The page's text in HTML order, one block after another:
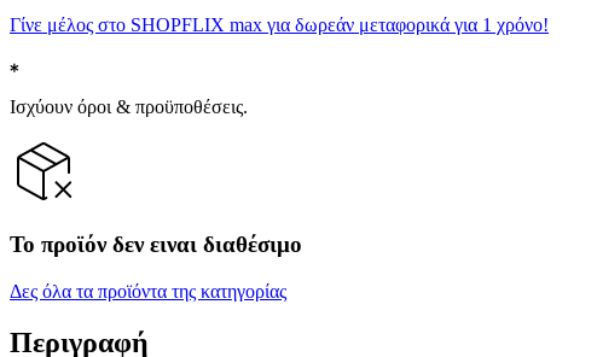
Γίνε μέλος στο SHOPFLIX max για δωρεάν μεταφορικά για 1 χρόνο!
Ισχύουν όροι & προϋποθέσεις.
Το προϊόν δεν ειναι διαθέσιμο
Δες όλα τα προϊόντα της κατηγορίας
Περιγραφή